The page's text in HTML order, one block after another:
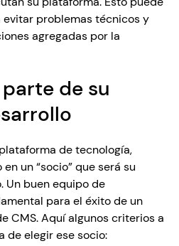
problemas técnicos y
agregadas por la
de su
de tecnología,
un “socio” que será su
Un buen equipo de
para el éxito de un
CMS. Aquí algunos criterios a
de elegir ese socio: